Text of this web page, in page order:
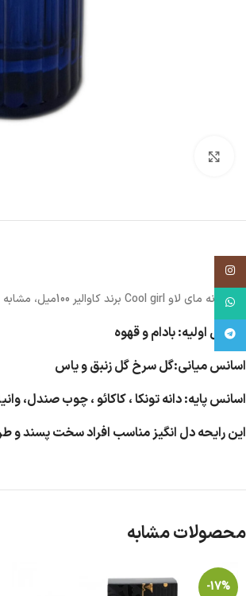
تندومی
مگی
تریدنت
عطر زنانه مای لاو Cool girl برند کاوالیر 100میل، مشابه ادکلان اورجینال good girl مناسب برای همه فصول با پخش بوی بالا و ماندگاری خوب با طبع خنک و شیرین
اسانس اولیه: بادام و قهوه
اسانس میانی:گل سرخ گل زنبق و یاس
اسانس پایه: دانه تونکا ، کاکائو ، چوب صندل،
این رایحه دل انگیز مناسب افراد سخت پسند و
محصولات مشابه
-17%
واتس آپ
تلگرام